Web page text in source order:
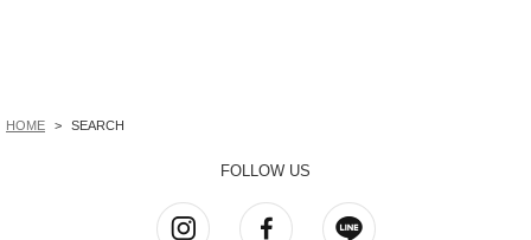
HOME SEARCH
FOLLOW US